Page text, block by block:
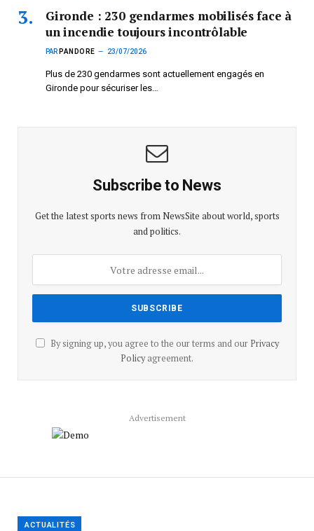
Gironde : 230 gendarmes mobilisés face à
un incendie toujours incontrôlable
PAR PANDORE 23/07/2026
Plus de 230 gendarmes sont actuellement engagés en
Gironde pour sécuriser les…
Subscribe to News
Get the latest sports news from NewsSite about world, sports
and politics.
By signing up, you agree to the our terms and our Privacy
Policyagreement.
Advertisement
ACTUALITÉS